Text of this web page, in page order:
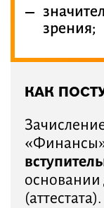
зрения;
КАК
«Финансы»
основании
(аттестата).